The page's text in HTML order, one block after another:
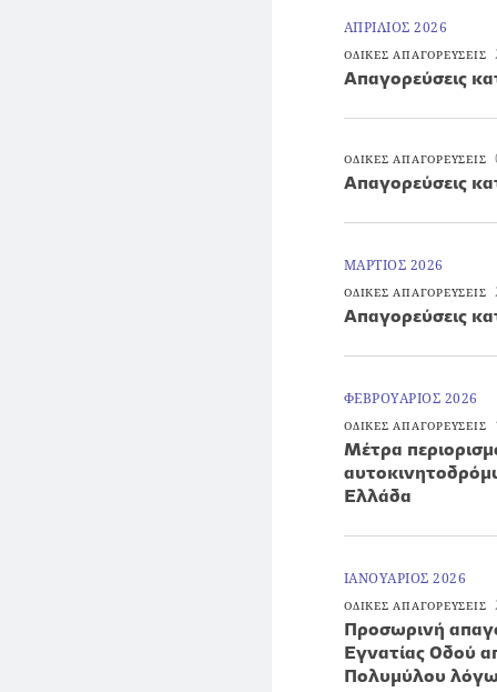
ΑΠΡΙΛΙΟΣ 2026
ΟΔΙΚΕΣ ΑΠΑΓΟΡΕΥΣΕΙΣ
Απαγορεύσεις
ΟΔΙΚΕΣ ΑΠΑΓΟΡΕΥΣΕΙΣ
Απαγορεύσεις
ΜΑΡΤΙΟΣ 2026
ΟΔΙΚΕΣ ΑΠΑΓΟΡΕΥΣΕΙΣ
Απαγορεύσεις
ΦΕΒΡΟΥΑΡΙΟΣ 2026
ΟΔΙΚΕΣ ΑΠΑΓΟΡΕΥΣΕΙΣ
Μέτρα
Ελλάδα
ΙΑΝΟΥΑΡΙΟΣ 2026
ΟΔΙΚΕΣ ΑΠΑΓΟΡΕΥΣΕΙΣ
Προσωρινή
Εγνατίας Οδού
Πολυμύλου